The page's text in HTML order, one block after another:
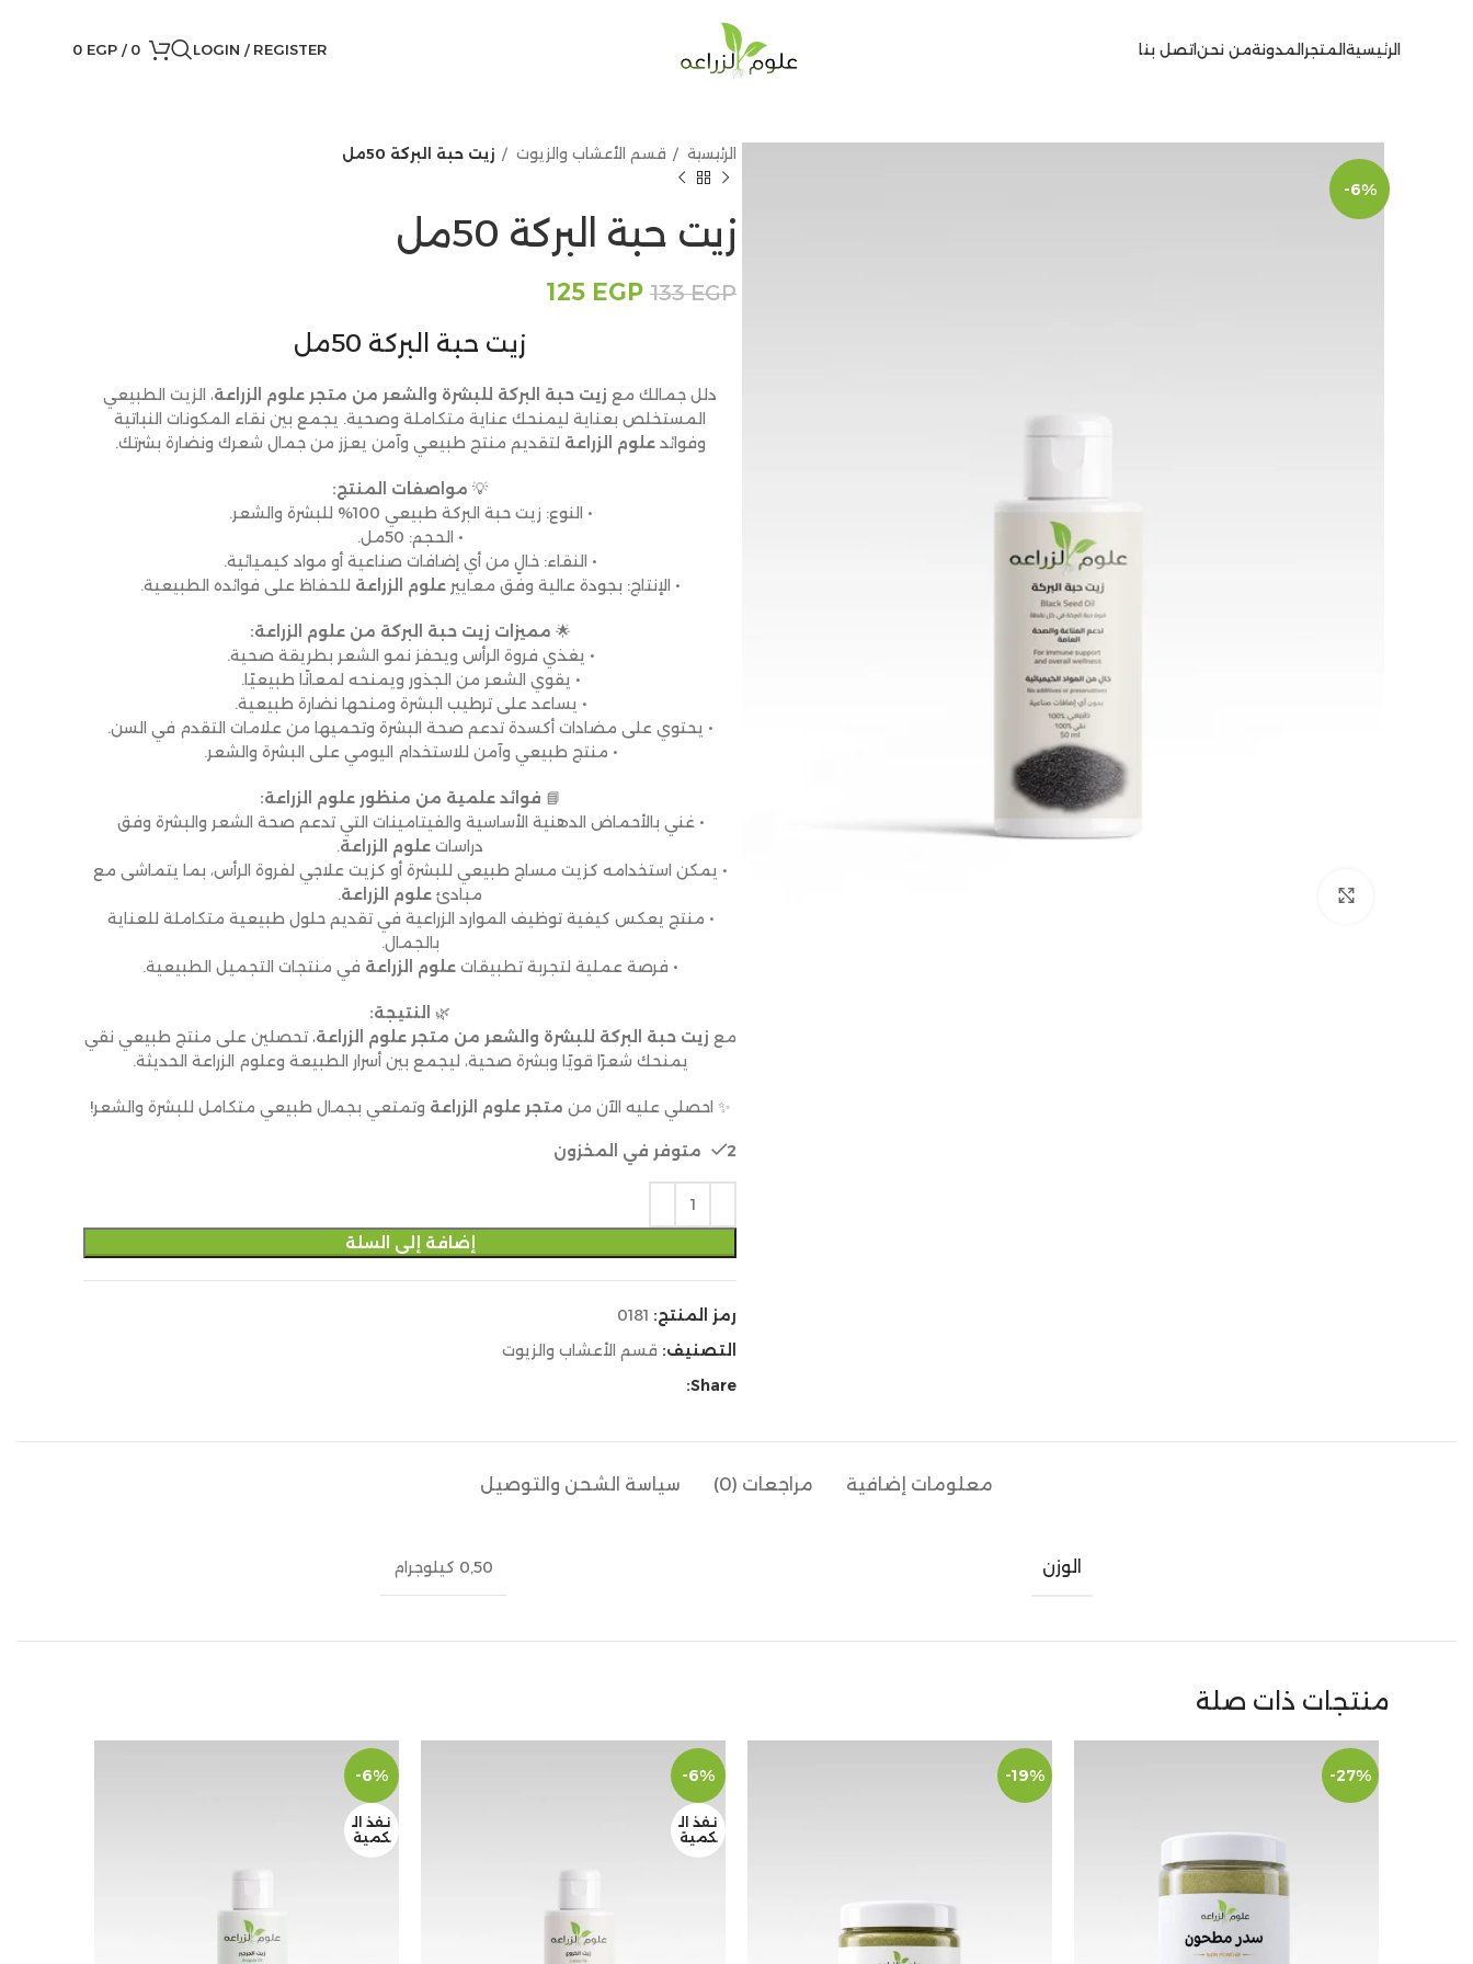
الرئيسيةالمتجرالمدونةمن نحناتصل بنا LOGIN / REGISTER
0
/
0 EGP
-6%
الرئيسية قسم الأعشاب والزيوت زيت حبة البركة 50مل
زيت حبة البركة 50مل
133EGP
125 EGP
زيت حبة البركة 50مل
دلل جمالك مع زيت حبة البركة للبشرة والشعر من متجر علوم الزراعة، الزيت الطبيعي
المستخلص بعناية ليمنحك عناية متكاملة وصحية. يجمع بين نقاء المكونات النباتية
وفوائدعلوم الزراعة لتقديم منتج طبيعي وآمن يعزز من جمال شعرك ونضارة بشرتك.
💡 مواصفات المنتج:
• النوع: زيت حبة البركة طبيعي 100% للبشرة والشعر.
• الحجم: 50مل.
• النقاء: خالٍ من أي إضافات صناعية أو مواد كيميائية.
• الإنتاج: بجودة عالية وفق معايير علوم الزراعة للحفاظ على فوائده الطبيعية.
🌟 مميزات زيت حبة البركة من علوم الزراعة:
• يغذي فروة الرأس ويحفز نمو الشعر بطريقة صحية.
• يقوي الشعر من الجذور ويمنحه لمعانًا طبيعيًا.
• يساعد على ترطيب البشرة ومنحها نضارة طبيعية.
• يحتوي على مضادات أكسدة تدعم صحة البشرة وتحميها من علامات التقدم في السن.
• منتج طبيعي وآمن للاستخدام اليومي على البشرة والشعر.
📘 فوائد علمية من منظور علوم الزراعة:
• غني بالأحماض الدهنية الأساسية والفيتامينات التي تدعم صحة الشعر والبشرة وفق
دراسات علوم الزراعة.
• يمكن استخدامه كزيت مساج طبيعي للبشرة أو كزيت علاجي لفروة الرأس، بما يتماشى مع
مبادئ علوم الزراعة.
• منتج يعكس كيفية توظيف الموارد الزراعية في تقديم حلول طبيعية متكاملة للعناية
بالجمال.
• فرصة عملية لتجربة تطبيقات علوم الزراعة في منتجات التجميل الطبيعية.
🌿
النتيجة:
مع زيت حبة البركة للبشرة والشعر من متجر علوم الزراعة، تحصلين على منتج طبيعي نقي
يمنحك شعرًا قويًا وبشرة صحية، ليجمع بين أسرار الطبيعة وعلوم الزراعة الحديثة.
✨ احصلي عليه الآن من متجر علوم الزراعة وتمتعي بجمال طبيعي متكامل للبشرة والشعر!
2 متوفر في المخزون
إضافة إلى السلة
رمز المنتج: 0181
التصنيف: قسم الأعشاب والزيوت
Share:
معلومات إضافية مراجعات (0) سياسة الشحن والتوصيل
الوزن 0,50 كيلوجرام
منتجات ذات صلة
-27%
-19%
-6%
نفذ ال
كمية
-6%
نفذ ال
كمية